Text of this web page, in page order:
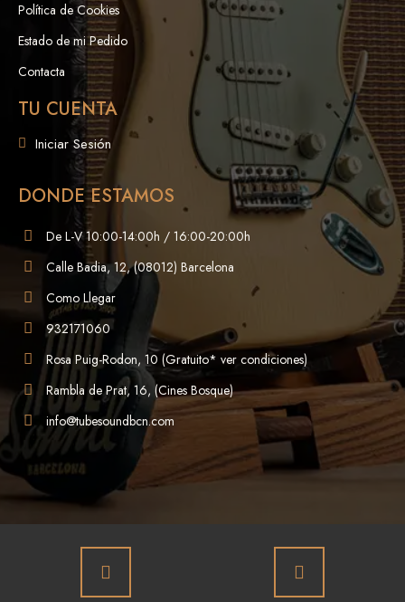
Política de Cookies
Estado de mi Pedido
Contacta
TU CUENTA
Iniciar Sesión
DONDE ESTAMOS
De L-V 10:00-14:00h / 16:00-20:00h
Calle Badia, 12, (08012) Barcelona
Como Llegar
932171060
Rosa Puig-Rodon, 10 (Gratuito* ver condiciones)
Rambla de Prat, 16, (Cines Bosque)
info@tubesoundbcn.com